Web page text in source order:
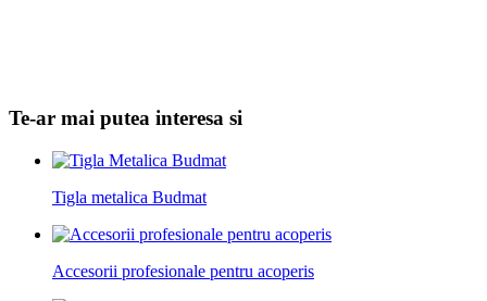
Te-ar mai putea interesa si
Tigla metalica Budmat
Accesorii profesionale pentru acoperis